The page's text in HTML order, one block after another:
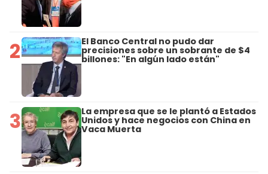
2 El Banco Central no pudo dar
precisiones sobre un sobrante de $4
billones: "En algún lado están"
3 La empresa que se le plantó a Estados
Unidos y hace negocios con China en
Vaca Muerta